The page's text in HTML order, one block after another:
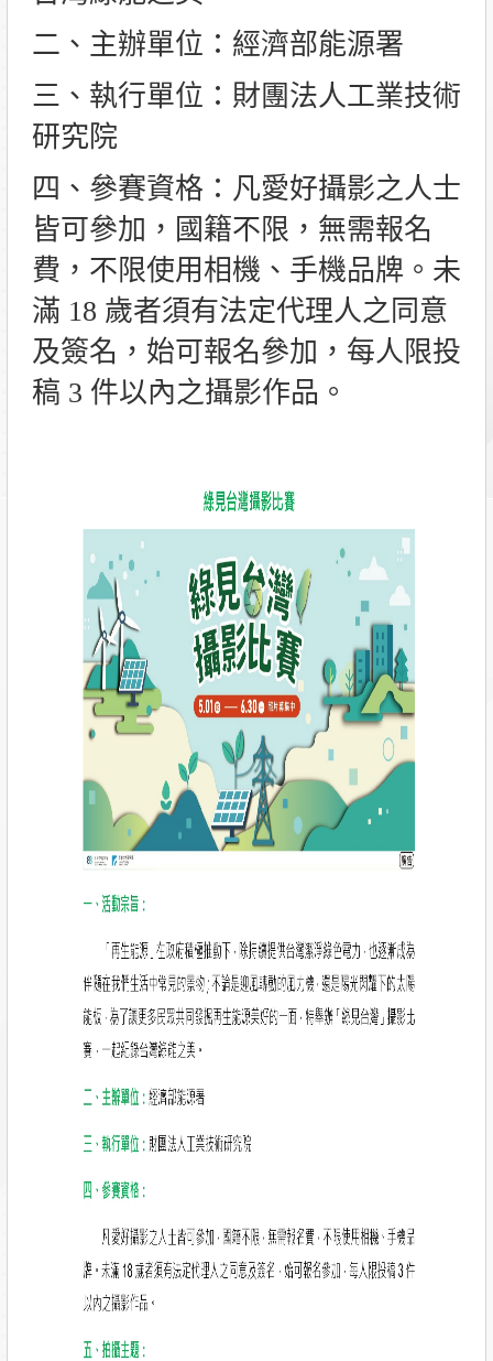
二、主辦單位：經濟部能源署
三、執行單位：財團法人工業技術
研究院
四、參賽資格：凡愛好攝影之人士
皆可參加，國籍不限，無需報名
費，不限使用相機、手機品牌。未
滿 18 歲者須有法定代理人之同意
及簽名，始可報名參加，每人限投
稿 3 件以內之攝影作品。